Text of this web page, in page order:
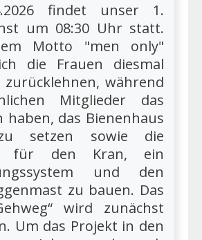
findet unser 1.
um 08:30 Uhr statt.
Motto "men only"
die Frauen diesmal
während
Mitglieder das
haben, das Bienenhaus
setzen sowie die
für den Kran, ein
und den
zu bauen. Das
wird zunächst
Um das Projekt in den